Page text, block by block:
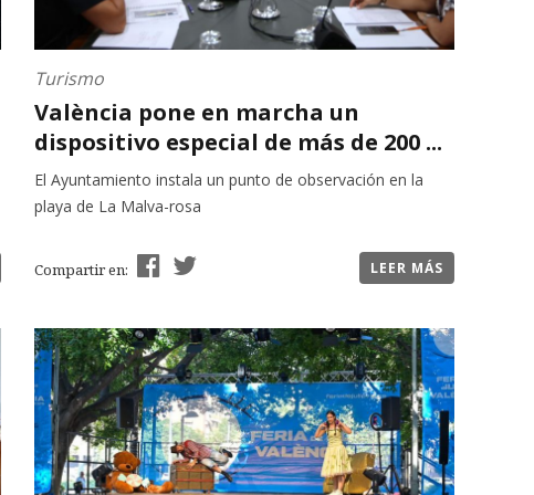
Turismo
València pone en marcha un
dispositivo especial de más de 200 ...
El Ayuntamiento instala un punto de observación en la
playa de La Malva-rosa
Compartir en: LEER MÁS